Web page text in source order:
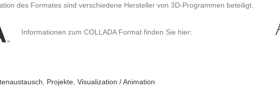
des Formates sind verschiedene Hersteller von 3D-Programmen beteiligt.
Informationen zum COLLADA Format finden Sie hier:
Projekte Visualization / Animation